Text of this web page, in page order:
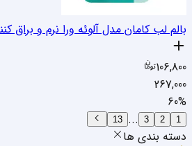
بالم لب کامان مدل آلوئه ورا نرم و براق کننده
106,800
267,000
60%
1
2
3
...
13
دسته بندی ها